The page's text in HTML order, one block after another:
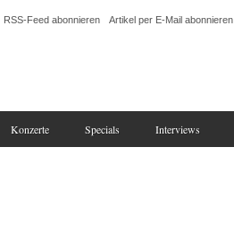
RSS-Feed abonnieren Artikel per E-Mail abonnieren
Konzerte Specials Interviews